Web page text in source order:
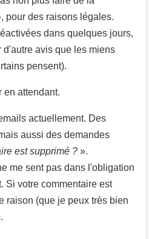
pour des raisons légales.
dans quelques jours,
avis que les miens
pensent).
en attendant.
actuellement. Des
aussi des demandes
est supprimé ? ».
me sent pas dans l'obligation
Si votre commentaire est
raison (que je peux très bien